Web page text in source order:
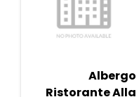
Albergo
Ristorante Alla